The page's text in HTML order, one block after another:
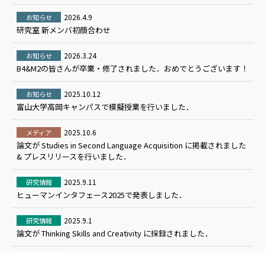
2026.4.9
お知らせ
研究室 新メンバ初顔合わせ
2026.3.24
お知らせ
B4&M2の皆さんが卒業・修了されました．おめでとうございます！
2025.10.12
お知らせ
富山大学高岡キャンパスで模擬授業を行いました．
2025.10.6
メディア
論文が Studies in Second Language Acquisition に掲載されました
& プレスリリースを行いました．
2025.9.11
研究情報
ヒューマンインタフェース2025で発表しました．
2025.9.1
研究情報
論文が Thinking Skills and Creativity に採録されました．